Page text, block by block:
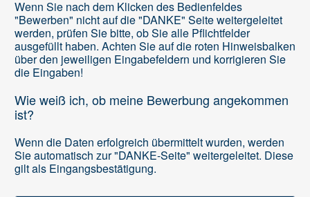
Wenn Sie nach dem Klicken des Bedienfeldes
"Bewerben" nicht auf die "DANKE" Seite weitergeleitet
werden, prüfen Sie bitte, ob Sie alle Pflichtfelder
ausgefüllt haben. Achten Sie auf die roten Hinweisbalken
über den jeweiligen Eingabefeldern und korrigieren Sie
die Eingaben!
Wie weiß ich, ob meine Bewerbung angekommen
ist?
Wenn die Daten erfolgreich übermittelt wurden, werden
Sie automatisch zur "DANKE-Seite" weitergeleitet. Diese
gilt als Eingangsbestätigung.